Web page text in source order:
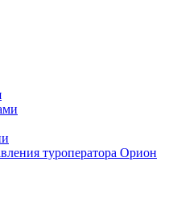
туроператора Орион